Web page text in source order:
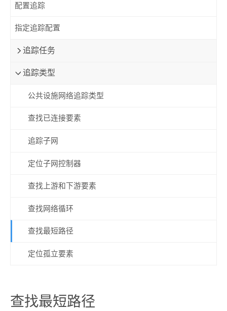
配置追踪
指定追踪配置
追踪任务
追踪类型
公共设施网络追踪类型
查找已连接要素
追踪子网
定位子网控制器
查找上游和下游要素
查找网络循环
查找最短路径
定位孤立要素
查找最短路径